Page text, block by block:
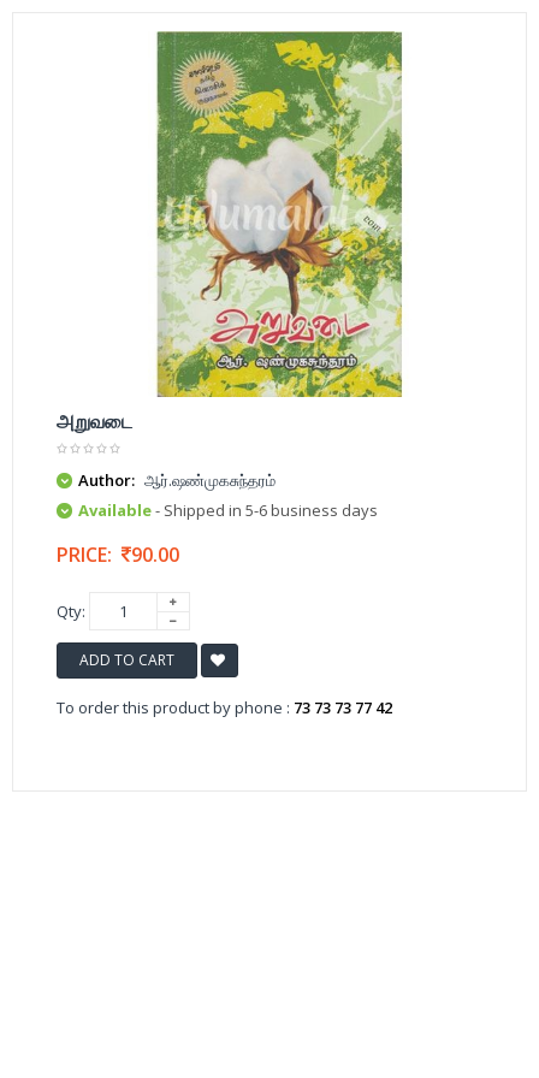
அறுவடை
Author: ஆர்.ஷண்முகசுந்தரம்
Available- Shipped in 5-6 business days
PRICE: 90.00
Qty:
ADD TO CART
To order this product by phone : 73 73 73 77 42